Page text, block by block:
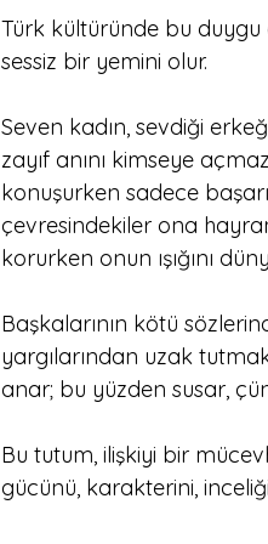
Türk kültüründe bu duygu
sessiz bir yemini olur.
Seven kadın, sevdiği
zayıf anını kimseye
konuşurken sadece
çevresindekiler ona
korurken onun ışığını
Başkalarının kötü
yargılarından uzak
anar; bu yüzden susar,
Bu tutum, ilişkiyi bir
gücünü, karakterini,